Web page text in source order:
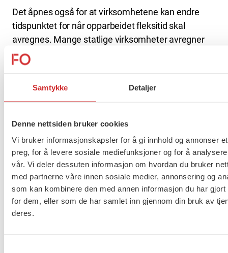
Samtykke Detaljer
Denne nettsiden bruker cookies
Vi bruker informasjonskapsler for å gi innhold og annonser
preg, for å levere sosiale mediefunksjoner og for å
vår. Vi deler dessuten informasjon om hvordan du bruker
med partnerne våre innen sosiale medier, annonsering og
som kan kombinere den med annen informasjon du har gjort
for dem, eller som de har samlet inn gjennom din bruk av
deres.
Det åpnes også for at virksomhetene kan endre
tidspunktet for når opparbeidet fleksitid skal
avregnes. Mange statlige virksomheter avregner
fleksitidssaldoer ved årsskiftet.
Taushetsplikt og personvern